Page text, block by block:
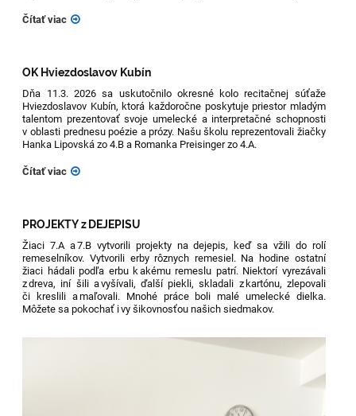
Čítať viac
OK Hviezdoslavov Kubín
Dňa 11.3. 2026 sa uskutočnilo okresné kolo recitačnej súťaže
Hviezdoslavov Kubín, ktorá každoročne poskytuje priestor mladým
talentom prezentovať svoje umelecké a interpretačné schopnosti
v oblasti prednesu poézie a prózy. Našu školu reprezentovali žiačky
Hanka Lipovská zo 4.B a Romanka Preisinger zo 4.A.
Čítať viac
PROJEKTY z DEJEPISU
Žiaci 7.A a 7.B vytvorili projekty na dejepis, keď sa vžili do rolí
remeselníkov. Vytvorili erby rôznych remesiel. Na hodine ostatní
žiaci hádali podľa erbu k akému remeslu patrí. Niektorí vyrezávali
z dreva, iní šili a vyšívali, ďalší piekli, skladali z kartónu, zlepovali
či kreslili a maľovali. Mnohé práce boli malé umelecké dielka.
Môžete sa pokochať i vy šikovnosťou našich siedmakov.